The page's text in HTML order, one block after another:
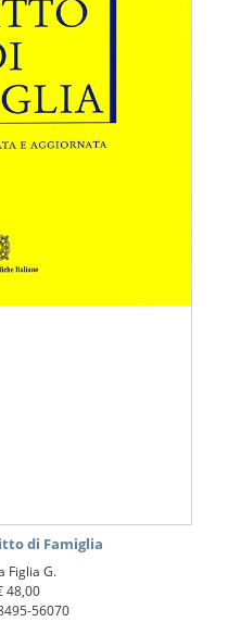
di Famiglia
Figlia G.
48,00
56070